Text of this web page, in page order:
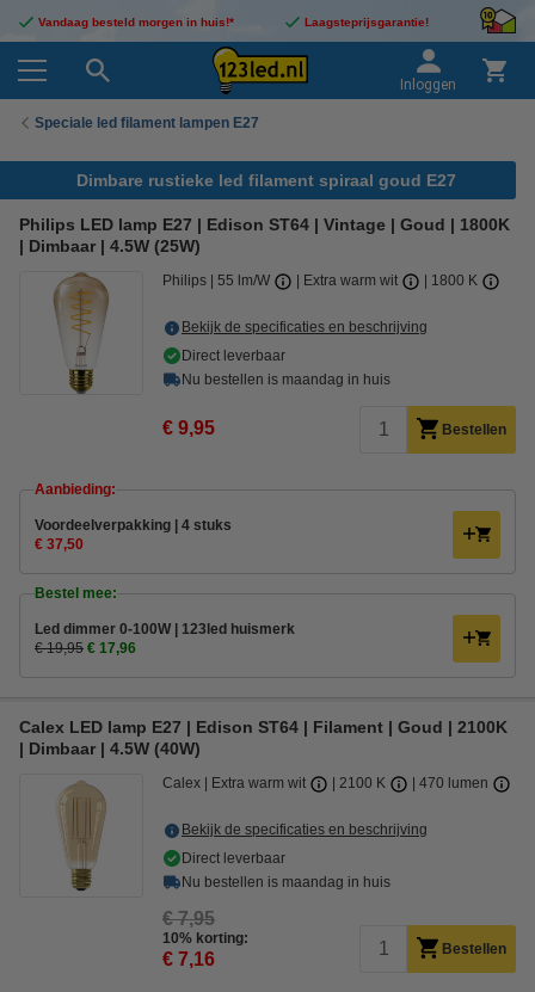
Vandaag besteld morgen in huis!* Laagsteprijsgarantie!
Inloggen
Speciale led filament lampen E27
Dimbare rustieke led filament spiraal goud E27
Philips LED lamp E27 | Edison ST64 | Vintage | Goud | 1800K
| Dimbaar | 4.5W (25W)
Philips 55 lm/W Extra warm wit 1800 K
Bekijk de specificaties en beschrijving
Direct leverbaar
Nu bestellen is maandag in huis
€ 9,95 Bestellen
Aanbieding:
Voordeelverpakking | 4 stuks
€ 37,50
Bestel mee:
Led dimmer 0-100W | 123led huismerk
€ 19,95 € 17,96
Calex LED lamp E27 | Edison ST64 | Filament | Goud | 2100K
| Dimbaar | 4.5W (40W)
Calex Extra warm wit 2100 K 470 lumen
Bekijk de specificaties en beschrijving
Direct leverbaar
Nu bestellen is maandag in huis
€ 7,95
10% korting:
€ 7,16 Bestellen